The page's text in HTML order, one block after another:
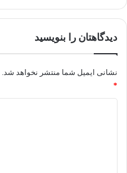
دیدگاهتان را بنویسید
نشانی ایمیل شما منتشر نخواهد شد.
*